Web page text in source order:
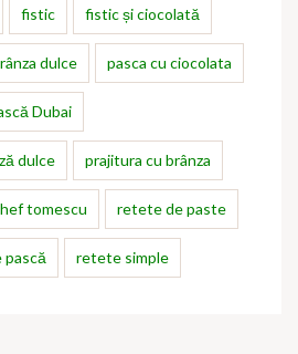
fistic fistic și ciocolată
dulce pasca cu ciocolata
Dubai
dulce prajitura cu brânza
tomescu retete de paste
retete simple